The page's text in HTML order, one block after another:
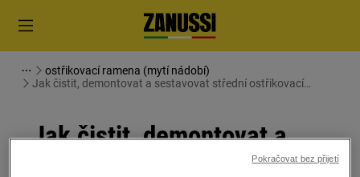
ostřikovací ramena (mytí nádobí)
Jak čistit, demontovat a sestavovat střední ostřikovací
Jak čistit, demontovat a
Pokračovat bez přijetí